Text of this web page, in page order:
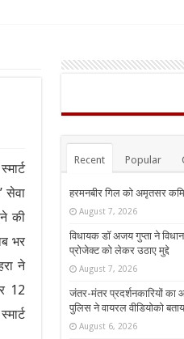
सेवा
की
भर
ने
12
Recent Popular
हरमनबीर गिल को अमृतसर
August 7, 2026
विधायक डॉ अजय गुप्ता ने
प्रोजेक्ट को लेकर उठाए मुद्दे
August 7, 2026
जंतर-मंतर प्रदर्शनकारियों
पुलिस ने वायरल वीडियोको
August 6, 2026